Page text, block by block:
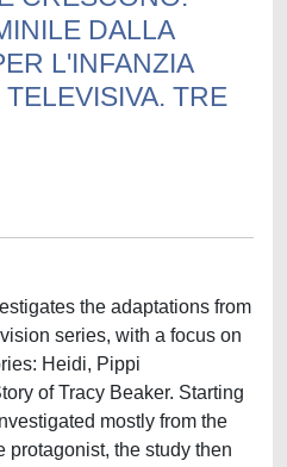
DALLA
L'INFANZIA
TRE
the adaptations from
series, with a focus on
Heidi, Pippi
of Tracy Beaker. Starting
mostly from the
protagonist, the study then